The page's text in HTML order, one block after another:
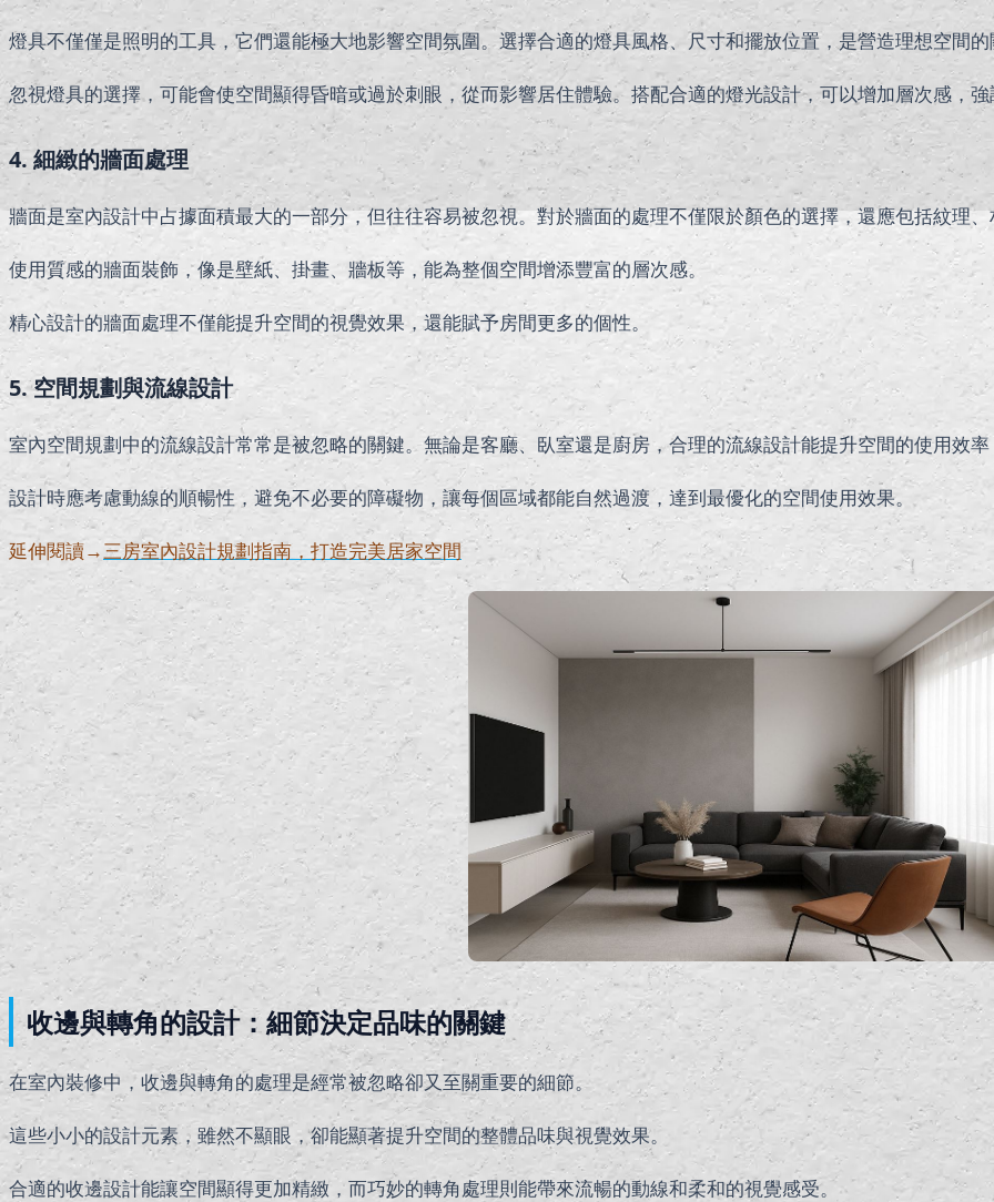
燈具不僅僅是照明的工具，它們還能極大地影響空間氛圍。選擇合適的燈具風格、尺寸和擺放位置，是營造理想空間
忽視燈具的選擇，可能會使空間顯得昏暗或過於刺眼，從而影響居住體驗。搭配合適的燈光設計，可以增加層次感，
4. 細緻的牆面處理
牆面是室內設計中占據面積最大的一部分，但往往容易被忽視。對於牆面的處理不僅限於顏色的選擇，還應包括紋理
使用質感的牆面裝飾，像是壁紙、掛畫、牆板等，能為整個空間增添豐富的層次感。
精心設計的牆面處理不僅能提升空間的視覺效果，還能賦予房間更多的個性。
5. 空間規劃與流線設計
室內空間規劃中的流線設計常常是被忽略的關鍵。無論是客廳、臥室還是廚房，合理的流線設計能提升空間的使用效
設計時應考慮動線的順暢性，避免不必要的障礙物，讓每個區域都能自然過渡，達到最優化的空間使用效果。
延伸閱讀→三房室內設計規劃指南，打造完美居家空間
收邊與轉角的設計：細節決定品味的關鍵
在室內裝修中，收邊與轉角的處理是經常被忽略卻又至關重要的細節。
這些小小的設計元素，雖然不顯眼，卻能顯著提升空間的整體品味與視覺效果。
合適的收邊設計能讓空間顯得更加精緻，而巧妙的轉角處理則能帶來流暢的動線和柔和的視覺感受。